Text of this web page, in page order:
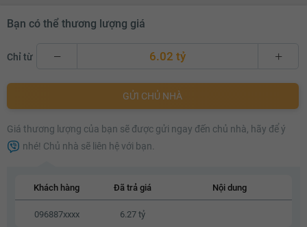
Bạn có thể thương lượng giá
Chỉ từ 6.02 tỷ
6.06 tỷ
6.12 tỷ
GỬI CHỦ NHÀ
Giá thương lượng của bạn sẽ được gửi ngay đến chủ nhà, hãy để ý
nhé! Chủ nhà sẽ liên hệ với bạn.
Khách hàng Đã trả giá Nội dung
096887xxxx 6.27 tỷ